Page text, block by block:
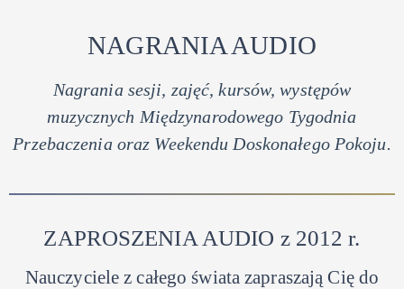
NAGRANIA AUDIO
Nagrania sesji, zajęć, kursów, występów
muzycznych Międzynarodowego Tygodnia
Przebaczenia oraz Weekendu Doskonałego Pokoju.
ZAPROSZENIA AUDIO z 2012 r.
Nauczyciele z całego świata zapraszają Cię do